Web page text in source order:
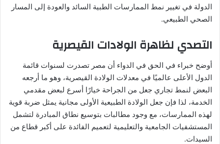
الدولة في تغيير نمط الممارسات الطبية السائد والعودة إلى المسار
الصحي الطبيعي.
التصدي لظاهرة الولادات القيصرية
أوضح خبراء في الحق في الدواء أن مصر تصدرت لسنوات قائمة
الدول الأعلى عالميًا في معدلات الولادة القيصرية، وهو ما أرجعه
البعض لنمط تجاري جعل من الجراحة خيارًا أسرع لبعض مقدمي
الخدمة، لذا فإن جعل الولادة الطبيعية الأولى مجانية يمثل ضربة قوية
لهذه الممارسات، مع وجود مطالبات بتوسيع نطاق المبادرة لتشمل
المستشفيات الجامعية والتعليمية لتعميم الفائدة على أكبر قطاع من
السيدات.